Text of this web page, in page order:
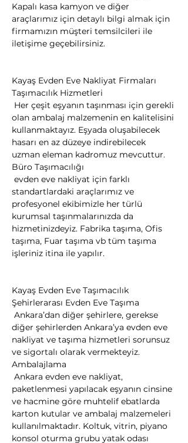
Kapalı kasa kamyon ve diğer
araçlarımız için detaylı bilgi almak için
firmamızın müşteri temsilcileri ile
iletişime geçebilirsiniz.
Kayaş Evden Eve Nakliyat Firmaları
Taşımacılık Hizmetleri
olan ambalaj malzemenin en kalitelisini
kullanmaktayız. Eşyada oluşabilecek
hasarı en az düzeye indirebilecek
uzman eleman kadromuz mevcuttur.
Büro Taşımacılığı
standartlardaki araçlarımız ve
profesyonel ekibimizle her türlü
kurumsal taşınmalarınızda da
hizmetinizdeyiz. Fabrika taşıma, Ofis
taşıma, Fuar taşıma vb tüm taşıma
işleriniz itina ile yapılır.
Kayaş Evden Eve Taşımacılık
Şehirlerarası Evden Eve Taşıma
diğer şehirlerden Ankara’ya evden eve
nakliyat ve taşıma hizmetleri sorunsuz
ve sigortalı olarak vermekteyiz.
Ambalajlama
paketlenmesi yapılacak eşyanın cinsine
ve hacmine göre muhtelif ebatlarda
karton kutular ve ambalaj malzemeleri
kullanılmaktadır. Koltuk, vitrin, piyano
konsol oturma grubu yatak odası